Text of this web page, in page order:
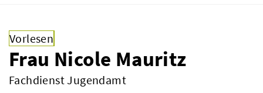
Vorlesen
Frau Nicole Mauritz
Fachdienst Jugendamt